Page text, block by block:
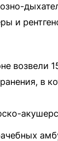
и
возвели
в